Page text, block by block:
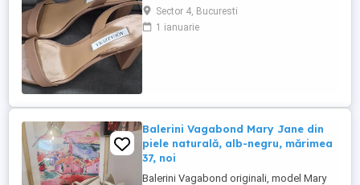
pret 500 lei. 2.Michael Kors toc 9 cm ,
lungime 26cm, mărimea 40.purtati o
singura data la un eveniment. pret 300 de
Sector 4, Bucuresti
1 ianuarie
Balerini Vagabond Mary Jane din
piele naturală, alb-negru, mărimea
37, noi
Balerini Vagabond originali, model Mary